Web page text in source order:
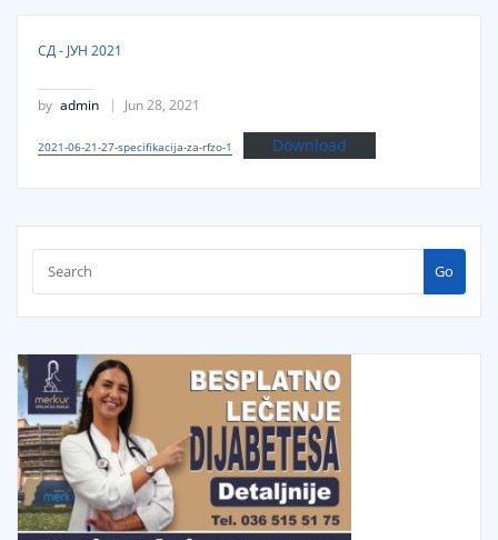
СД - ЈУН 2021
by admin Jun 28, 2021
2021-06-21-27-specifikacija-za-rfzo-1 Download
Go